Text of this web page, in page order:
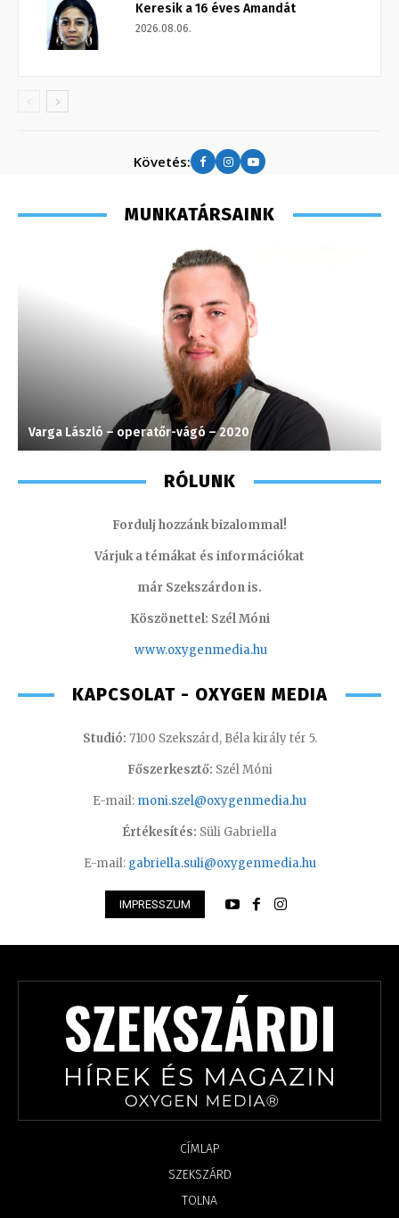
Keresik a 16 éves Amandát
2026.08.06.
Követés:
MUNKATÁRSAINK
Varga László – operatőr-vágó – 2020
RÓLUNK
Fordulj hozzánk bizalommal!
Várjuk a témákat és információkat
már Szekszárdon is.
Köszönettel: Szél Móni
www.oxygenmedia.hu
KAPCSOLAT - OXYGEN MEDIA
Studió: 7100 Szekszárd, Béla király tér 5.
Főszerkesztő: Szél Móni
E-mail: moni.szel@oxygenmedia.hu
Értékesítés: Süli Gabriella
E-mail: gabriella.suli@oxygenmedia.hu
IMPRESSZUM
CÍMLAP
SZEKSZÁRD
TOLNA